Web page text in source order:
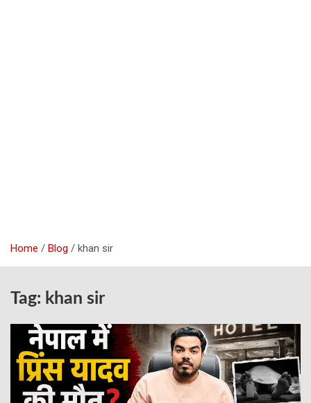
Home Blog khan sir
Tag: khan sir